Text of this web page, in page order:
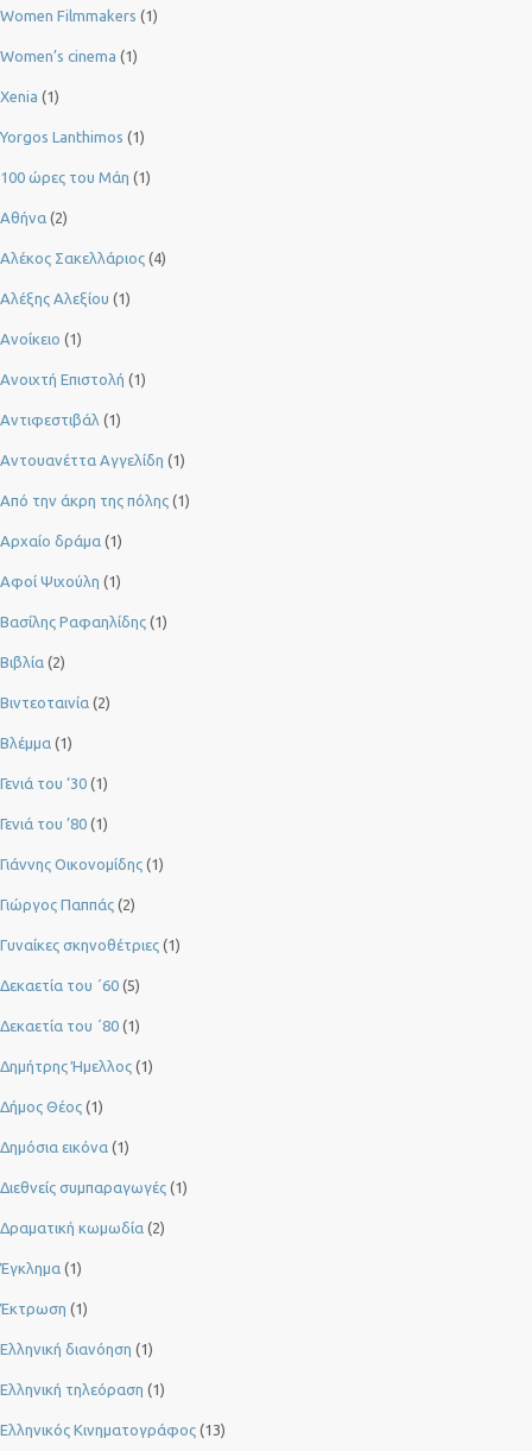
Women Filmmakers (1)
Women’s cinema (1)
Xenia (1)
Yorgos Lanthimos (1)
100 ώρες του Μάη (1)
Αθήνα (2)
Αλέκος Σακελλάριος (4)
Αλέξης Αλεξίου (1)
Ανοίκειο (1)
Ανοιχτή Επιστολή (1)
Αντιφεστιβάλ (1)
Αντουανέττα Αγγελίδη (1)
Από την άκρη της πόλης (1)
Αρχαίο δράμα (1)
Αφοί Ψιχούλη (1)
Βασίλης Ραφαηλίδης (1)
Βιβλία (2)
Βιντεοταινία (2)
Βλέμμα (1)
Γενιά του ‘30 (1)
Γενιά του ’80 (1)
Γιάννης Οικονομίδης (1)
Γιώργος Παππάς (2)
Γυναίκες σκηνοθέτριες (1)
Δεκαετία του ΄60 (5)
Δεκαετία του ΄80 (1)
Δημήτρης Ήμελλος (1)
Δήμος Θέος (1)
Δημόσια εικόνα (1)
Διεθνείς συμπαραγωγές (1)
Δραματική κωμωδία (2)
Έγκλημα (1)
Έκτρωση (1)
Ελληνική διανόηση (1)
Ελληνική τηλεόραση (1)
Ελληνικός Κινηματογράφος (13)